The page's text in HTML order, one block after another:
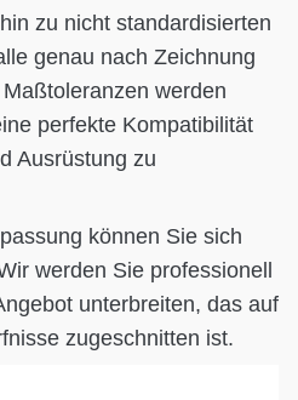
zu nicht standardisierten
genau nach Zeichnung
werden
perfekte Kompatibilität
Ausrüstung zu
können Sie sich
werden Sie professionell
unterbreiten, das auf
zugeschnitten ist.